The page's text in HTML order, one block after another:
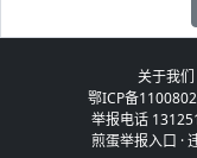
关于我们
鄂ICP备
举报电话
煎蛋举报入口 ·